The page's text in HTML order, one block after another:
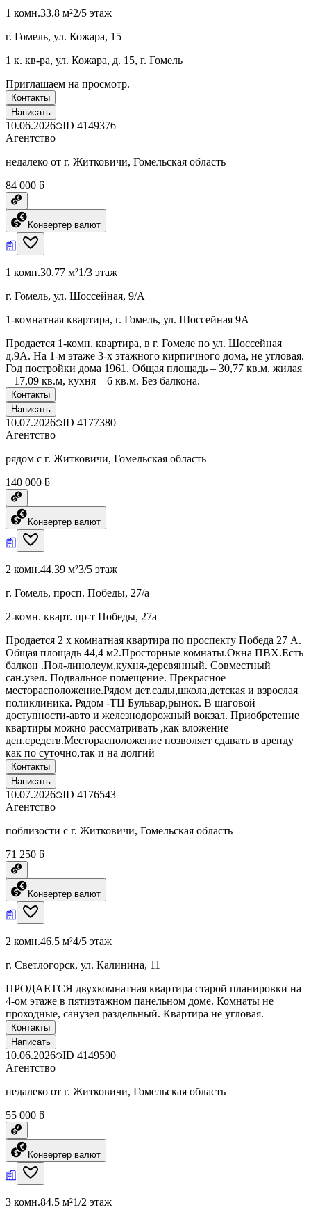
1 комн.33.8 м²2/5 этаж
г. Гомель, ул. Кожара, 15
1 к. кв-ра, ул. Кожара, д. 15, г. Гомель
Приглашаем на просмотр.
Контакты
Написать
10.06.2026 ID 4149376
Агентство
недалеко от г. Житковичи, Гомельская область
84 000 ƃ
Конвертер валют
1 комн.30.77 м²1/3 этаж
г. Гомель, ул. Шоссейная, 9/А
1-комнатная квартира, г. Гомель, ул. Шоссейная 9А
Продается 1-комн. квартира, в г. Гомеле по ул. Шоссейная
д.9А. На 1-м этаже 3-х этажного кирпичного дома, не угловая.
Год постройки дома 1961. Общая площадь – 30,77 кв.м, жилая
– 17,09 кв.м, кухня – 6 кв.м. Без балкона.
Контакты
Написать
10.07.2026 ID 4177380
Агентство
рядом с г. Житковичи, Гомельская область
140 000 ƃ
Конвертер валют
2 комн.44.39 м²3/5 этаж
г. Гомель, просп. Победы, 27/а
2-комн. кварт. пр-т Победы, 27а
Продается 2 х комнатная квартира по проспекту Победа 27 А.
Общая площадь 44,4 м2.Просторные комнаты.Окна ПВХ.Есть
балкон .Пол-линолеум,кухня-деревянный. Совместный
сан.узел. Подвальное помещение. Прекрасное
месторасположение.Рядом дет.сады,школа,детская и взрослая
поликлиника. Рядом -ТЦ Бульвар,рынок. В шаговой
доступности-авто и железнодорожный вокзал. Приобретение
квартиры можно рассматривать ,как вложение
ден.средств.Месторасположение позволяет сдавать в аренду
как по суточно,так и на долгий
Контакты
Написать
10.07.2026 ID 4176543
Агентство
поблизости с г. Житковичи, Гомельская область
71 250 ƃ
Конвертер валют
2 комн.46.5 м²4/5 этаж
г. Светлогорск, ул. Калинина, 11
ПРОДАЕТСЯ двухкомнатная квартира старой планировки на
4-ом этаже в пятиэтажном панельном доме. Комнаты не
проходные, санузел раздельный. Квартира не угловая.
Контакты
Написать
10.06.2026 ID 4149590
Агентство
недалеко от г. Житковичи, Гомельская область
55 000 ƃ
Конвертер валют
3 комн.84.5 м²1/2 этаж